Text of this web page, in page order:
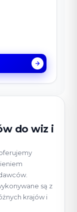
do wiz i
są z
krajów i